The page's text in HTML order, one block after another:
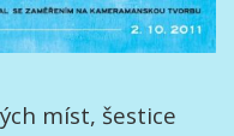
míst, šestice